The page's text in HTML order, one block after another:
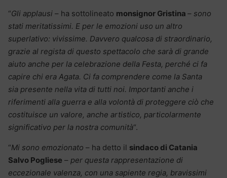
“Gli applausi – ha sottolineato monsignor Gristina – sono
stati meritatissimi. E per le emozioni uso un altro
superlativo: vivissime. Davvero qualcosa di straordinario,
grazie al regista di questo spettacolo che sarà di grande
aiuto anche per la celebrazione della Festa, perché ci fa
capire chi era Agata. Ci fa comprendere come la Santa
sia presente nella vita di tutti noi. Importanti anche i
riferimenti alla guerra e alla volontà di proteggere ciò che
costituisce un valore, anche artistico, particolarmente
significativo per la nostra comunità“.
“Mi sono emozionato – ha detto il sindaco di Catania
Salvo Pogliese – per questa rappresentazione di
eccezionale valenza, con una sapiente regia, bravissimi